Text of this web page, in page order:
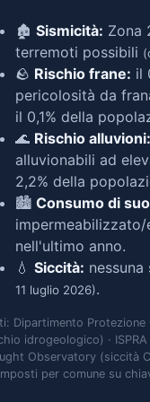
🏚️ Sismicità: Zona
terremoti possibili
🪨 Rischio frane: il
pericolosità da
il 0,1% della
🌊 Rischio alluvioni:
alluvionabili ad
2,2% della
🏙️ Consumo di
nell'ultimo anno.
💧 Siccità:
11 luglio 2026).
Dipartimento Protezione
idrogeologico) ·
Observatory (siccità
per comune su